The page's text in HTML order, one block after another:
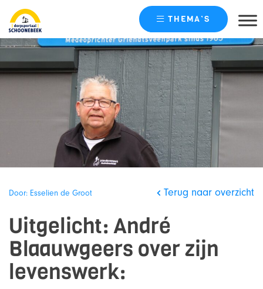
Skip
naar
content
THEMA’S
Door: Esselien de Groot Terug naar overzicht
Uitgelicht: André
Blaauwgeers over zijn
levenswerk: